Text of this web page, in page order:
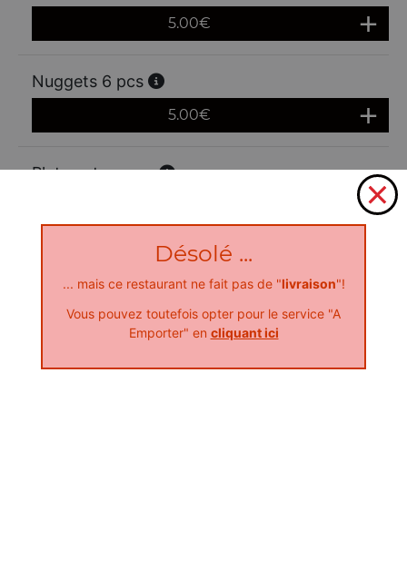
5.00€
Nuggets 6 pcs
5.00€
Plateau tex mex
10 tenders 10wings 5 nuggets servi avec 5 frites et maxi
27.90
3.50€
Désolé ...
... mais ce restaurant ne fait pas de "livraison"!
Vous pouvez toutefois opter pour le service "A
Emporter" en cliquant ici